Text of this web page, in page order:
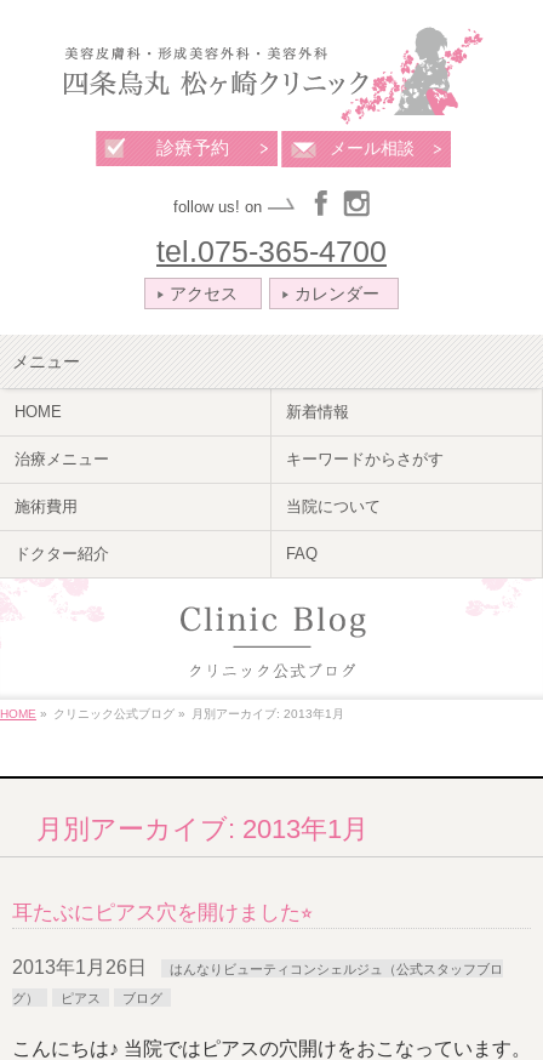
診療予約 メール相談
follow us! on
tel.075-365-4700
アクセス カレンダー
メニュー
HOME 新着情報
治療メニュー キーワードからさがす
施術費用 当院について
ドクター紹介 FAQ
HOME » クリニック公式ブログ » 月別アーカイブ: 2013年1月
月別アーカイブ: 2013年1月
耳たぶにピアス穴を開けました⭐︎
2013年1月26日
はんなりビューティコンシェルジュ（公式スタッフブロ
グ）
ピアス ブログ
こんにちは♪ 当院ではピアスの穴開けをおこなっています。